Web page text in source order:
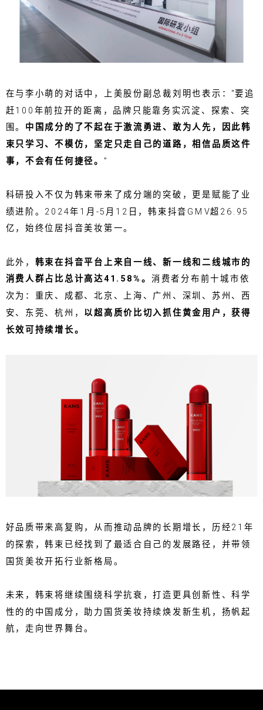
在与李小萌的对话中，上美股份副总裁刘明也表示：“要追
赶100年前拉开的距离，品牌只能靠务实沉淀、探索、突
围。 中国成分的了不起在于激流勇进、敢为人先，因此韩
束只学习、不模仿，坚定只走自己的道路，相信品质这件
事，不会有任何捷径。 ”
科研投入不仅为韩束带来了成分端的突破，更是赋能了业
绩进阶。2024年1月-5月12日，韩束抖音GMV超26.95
亿，始终位居抖音美妆第一。
此外， 韩束在抖音平台上来自一线、新一线和二线城市的
消费人群占比总计高达41.58%。消费者分布前十城市依
次为：重庆、成都、北京、上海、广州、深圳、苏州、西
安、东莞、杭州， 以超高质价比切入抓住黄金用户，获得
长效可持续增长。
好品质带来高复购，从而推动品牌的长期增长，历经21年
的探索，韩束已经找到了最适合自己的发展路径，并带领
国货美妆开拓行业新格局。
未来，韩束将继续围绕科学抗衰，打造更具创新性、科学
性的的中国成分，助力国货美妆持续焕发新生机，扬帆起
航，走向世界舞台。